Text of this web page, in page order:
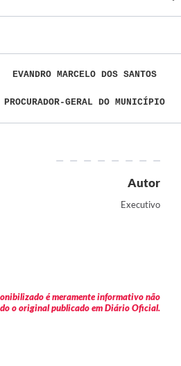
EVANDRO MARCELO DOS SANTOS
PROCURADOR-GERAL DO MUNICÍPIO
Autor
Executivo
é meramente informativo não
o original publicado em Diário Oficial.